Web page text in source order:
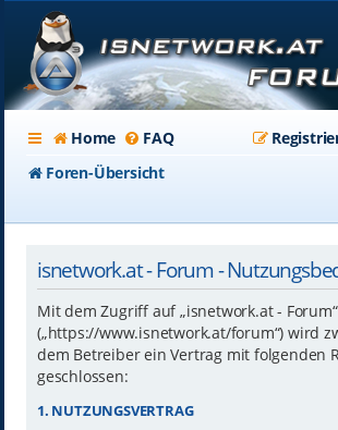
Home FAQ
Foren-Übersicht
isnetwork.at - Forum -
Mit dem Zugriff auf „isnetwork.at - Forum“
(„https://www.isnetwork.at/forum“) wird
dem Betreiber ein Vertrag mit folgenden
geschlossen:
1. NUTZUNGSVERTRAG